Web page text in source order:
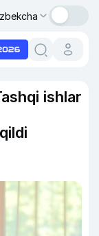
ishlar